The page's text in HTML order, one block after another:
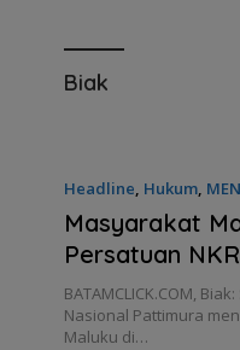
Biak
Headline, Hukum,
24/05/2025 - 11:05 WIB
Masyarakat
Persatuan
BATAMCLICK.COM,
Nasional Pattimura
Maluku di…